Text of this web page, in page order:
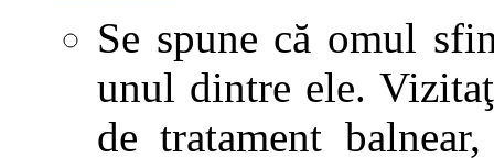
Se spune că omul
unul dintre ele.
de tratament